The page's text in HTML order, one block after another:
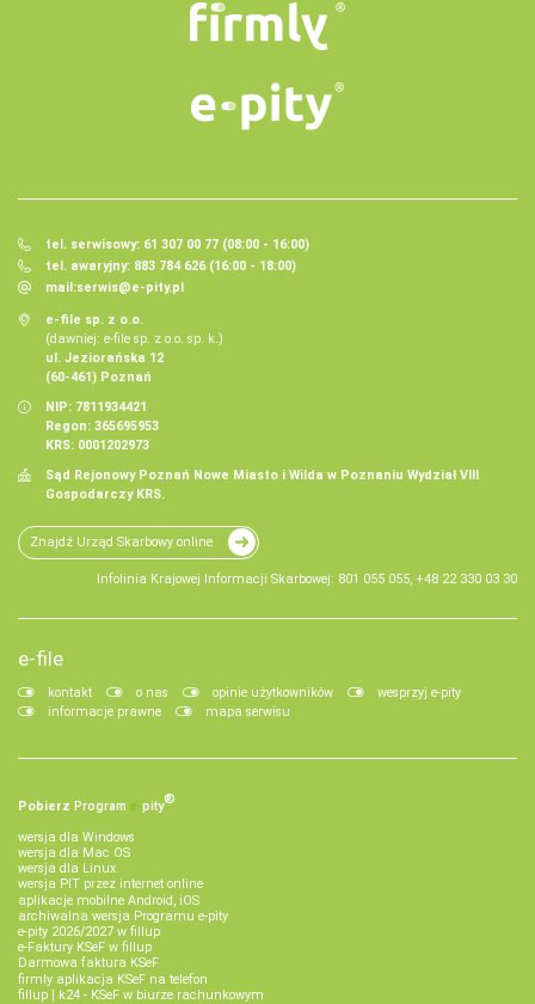
tel. serwisowy: 61 307 00 77 (08:00 - 16:00)
tel. awaryjny: 883 784 626 (16:00 - 18:00)
mail:serwis@e-pity.pl
e-file sp. z o.o.
(dawniej: e-file sp. z o.o. sp. k.)
ul. Jeziorańska 12
(60-461) Poznań
NIP: 7811934421
Regon: 365695953
KRS: 0001202973
Sąd Rejonowy Poznań Nowe Miasto i Wilda w Poznaniu Wydział VIII
Gospodarczy KRS.
Znajdź Urząd Skarbowy online
Infolinia Krajowej Informacji Skarbowej: 801 055 055, +48 22 330 03 30
e-file
kontakt o nas opinie użytkowników
wesprzyj e-pity
informacje prawne
mapa serwisu
Pobierz Program e‑pity®
wersja dla Windows
wersja dla Mac OS
wersja dla Linux
wersja PIT przez internet online
aplikacje mobilne Android, iOS
archiwalna wersja Programu e-pity
e-pity 2026/2027 w fillup
e‑Faktury KSeF w fillup
Darmowa faktura KSeF
firmly aplikacja KSeF na telefon
fillup | k24 - KSeF w biurze rachunkowym